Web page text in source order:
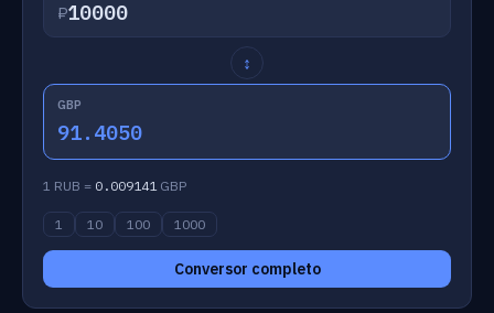
₽
↕
GBP
91.4050
1 RUB = 0.009141 GBP
1 10 100 1000
Conversor completo